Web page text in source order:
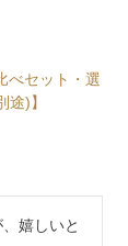
べセット・選
)】
嬉しいと